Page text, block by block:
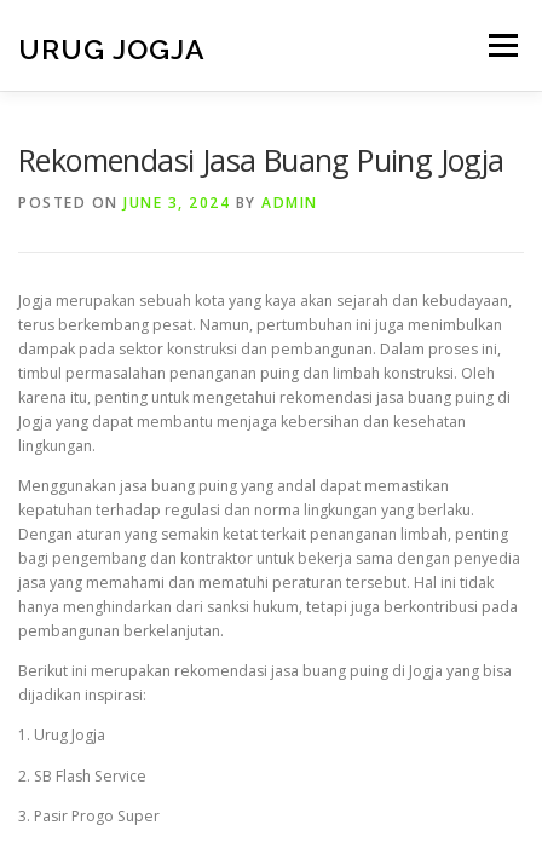
content
URUG JOGJA Menu
CONTACT
Rekomendasi Jasa Buang Puing Jogja
POSTED ON JUNE 3, 2024 BY ADMIN
Jogja merupakan sebuah kota yang kaya akan sejarah dan kebudayaan,
terus berkembang pesat. Namun, pertumbuhan ini juga menimbulkan
dampak pada sektor konstruksi dan pembangunan. Dalam proses ini,
timbul permasalahan penanganan puing dan limbah konstruksi. Oleh
karena itu, penting untuk mengetahui rekomendasi jasa buang puing di
Jogja yang dapat membantu menjaga kebersihan dan kesehatan
lingkungan.
Menggunakan jasa buang puing yang andal dapat memastikan
kepatuhan terhadap regulasi dan norma lingkungan yang berlaku.
Dengan aturan yang semakin ketat terkait penanganan limbah, penting
bagi pengembang dan kontraktor untuk bekerja sama dengan penyedia
jasa yang memahami dan mematuhi peraturan tersebut. Hal ini tidak
hanya menghindarkan dari sanksi hukum, tetapi juga berkontribusi pada
pembangunan berkelanjutan.
Berikut ini merupakan rekomendasi jasa buang puing di Jogja yang bisa
dijadikan inspirasi:
1. Urug Jogja
2. SB Flash Service
3. Pasir Progo Super